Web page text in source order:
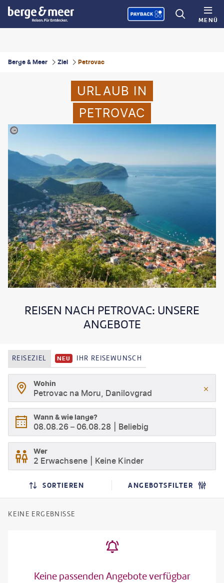
MENÜ
Berge & Meer Ziel Petrovac
URLAUB IN
PETROVAC
stock.adobe.com
REISEN NACH PETROVAC: UNSERE
ANGEBOTE
REISEZIEL NEU IHR REISEWUNSCH
Wohin
Petrovac na Moru, Danilovgrad
Wann & wie lange?
08.08.26 – 06.08.28 Beliebig
Wer
2 Erwachsene Keine Kinder
SORTIEREN ANGEBOTSFILTER
KEINE ERGEBNISSE
Keine passenden Angebote verfügbar